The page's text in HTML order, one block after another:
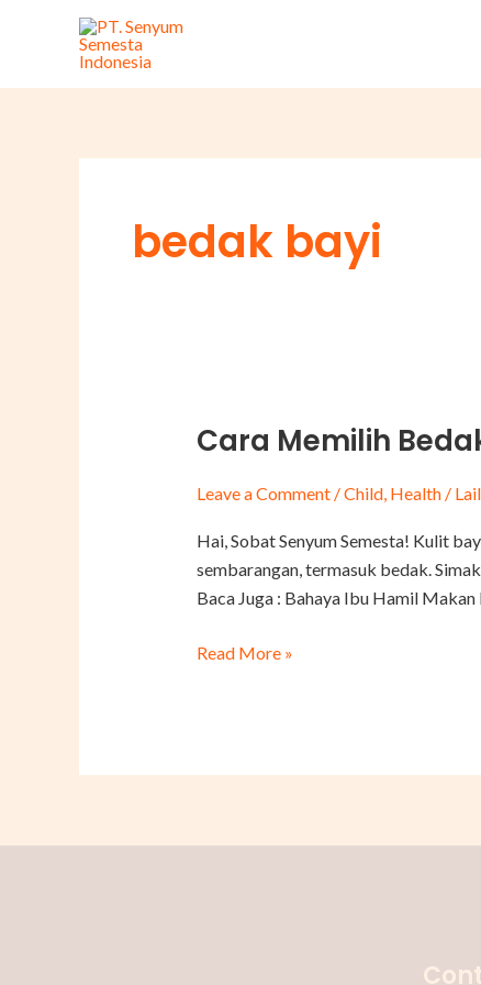
bedak bayi
Cara Memilih
Leave a Comment /Child, Health/
Hai, Sobat Senyum Semesta! Kulit
sembarangan, termasuk bedak.
Baca Juga : Bahaya Ibu Hamil
Cara
Bedak
yang
Perlu
Bunda
Read More »